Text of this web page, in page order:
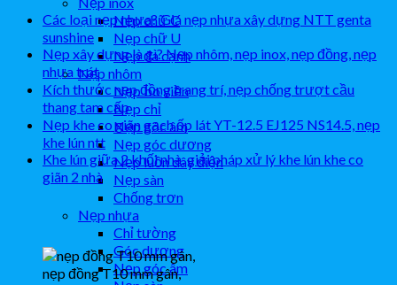
Nẹp chữ C
Nẹp chữ U
Nẹp đa cạnh
Nẹp nhôm
Nẹp bo viền
Nẹp chỉ
Nẹp góc âm
Nẹp góc dương
Nẹp luồn dây điện
Nẹp sàn
Chống trơn
Nẹp nhựa
Chỉ tường
Góc dương
Nẹp góc âm
Các loại nẹp nhựa? Giá nẹp nhựa xây dựng NTT genta
sunshine
Nẹp xây dựng là gì? Nẹp nhôm, nẹp inox, nẹp đồng, nẹp
nhựa trát
Kích thước nẹp đồng trang trí, nẹp chống trượt cầu
thang tam cấp
Nẹp khe co giãn gạch ốp lát YT-12.5 EJ125 NS14.5, nẹp
khe lún ntt
Khe lún giữa 2 khối nhà, giải pháp xử lý khe lún khe co
giãn 2 nhà
nẹp đồng T10 mm gân,